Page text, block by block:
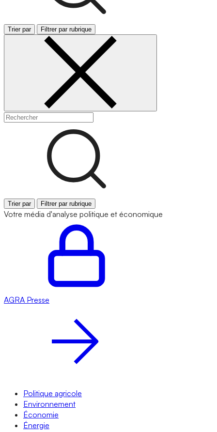
Trier par Filtrer par rubrique
Trier par Filtrer par rubrique
Votre média d'analyse politique et économique
AGRA Presse
Politique agricole
Environnement
Économie
Énergie